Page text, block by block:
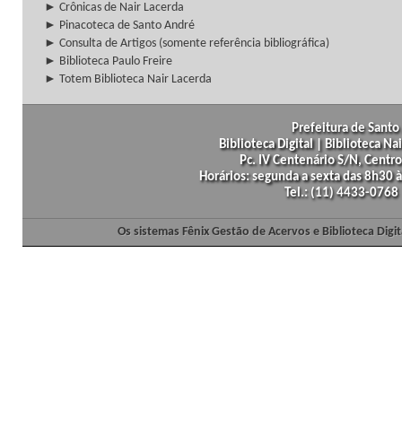
► Crônicas de Nair Lacerda
► Pinacoteca de Santo André
► Consulta de Artigos (somente referência bibliográfica)
► Biblioteca Paulo Freire
► Totem Biblioteca Nair Lacerda
Prefeitura de
Biblioteca Digital | Biblioteca
Pc. IV Centenário S/N,
Horários: segunda a sexta das
Tel.: (11) 4433-
Os sistemas Fênix Gestão de Acervos e Biblioteca